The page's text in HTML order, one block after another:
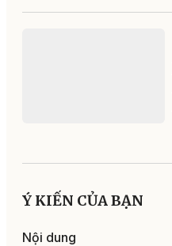
Ý KIẾN CỦA BẠN
Nội dung